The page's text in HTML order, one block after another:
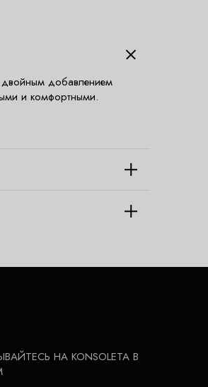
двойным добавлением
и комфортными.
НА KONSOLETA В